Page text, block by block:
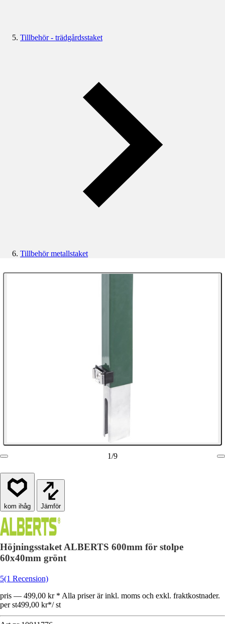
Tillbehör - trädgårdsstaket
Tillbehör metallstaket
1/9
Jämför
Höjningsstaket ALBERTS 600mm för stolpe
60x40mm grönt
5(1 Recension)
pris — 499,00 kr * Alla priser är inkl. moms och exkl. fraktkostnader.
per st499,00 kr*/ st